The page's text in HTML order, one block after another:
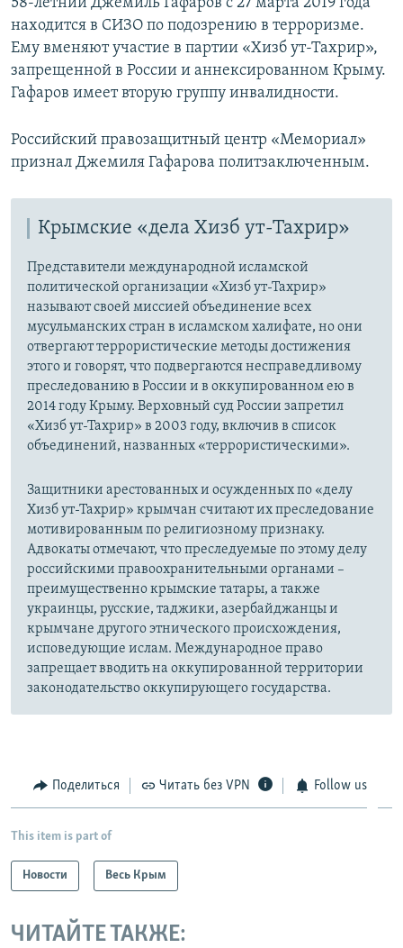
58-летний Джемиль Гафаров с 27 марта 2019 года
находится в СИЗО по подозрению в терроризме.
Ему вменяют участие в партии «Хизб ут-Тахрир»,
запрещенной в России и аннексированном Крыму.
Гафаров имеет вторую группу инвалидности.
Российский правозащитный центр «Мемориал»
признал Джемиля Гафарова политзаключенным.
Крымские «дела Хизб ут-Тахрир»
Представители международной исламской
политической организации «Хизб ут-Тахрир»
называют своей миссией объединение всех
мусульманских стран в исламском халифате, но они
отвергают террористические методы достижения
этого и говорят, что подвергаются несправедливому
преследованию в России и в оккупированном ею в
2014 году Крыму. Верховный суд России запретил
«Хизб ут-Тахрир» в 2003 году, включив в список
объединений, названных «террористическими».
Защитники арестованных и осужденных по «делу
Хизб ут-Тахрир» крымчан считают их преследование
мотивированным по религиозному признаку.
Адвокаты отмечают, что преследуемые по этому делу
российскими правоохранительными органами –
преимущественно крымские татары, а также
украинцы, русские, таджики, азербайджанцы и
крымчане другого этнического происхождения,
исповедующие ислам. Международное право
запрещает вводить на оккупированной территории
законодательство оккупирующего государства.
Поделиться Читать без VPN Follow us
This item is part of
Новости Весь Крым
ЧИТАЙТЕ ТАКЖЕ: